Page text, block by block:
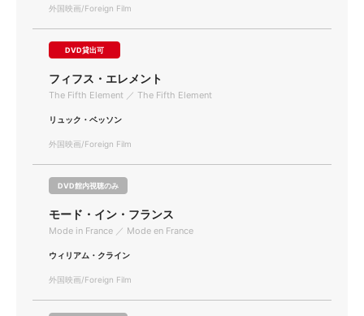
外国映画/Foreign Film
DVD貸出可
フィフス・エレメント
The Fifth Element ／ The Fifth Element
リュック・ベッソン
外国映画/Foreign Film
DVD館内視聴のみ
モード・イン・フランス
Mode in France ／ Mode en France
ウィリアム・クライン
外国映画/Foreign Film